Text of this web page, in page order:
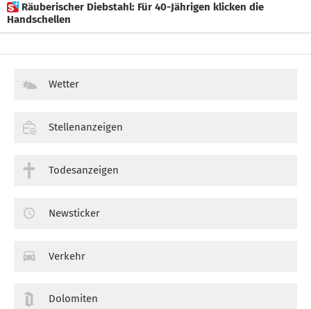
 Räuberischer Diebstahl: Für 40-Jährigen klicken die
Handschellen
Wetter
Stellenanzeigen
Todesanzeigen
Newsticker
Verkehr
Dolomiten